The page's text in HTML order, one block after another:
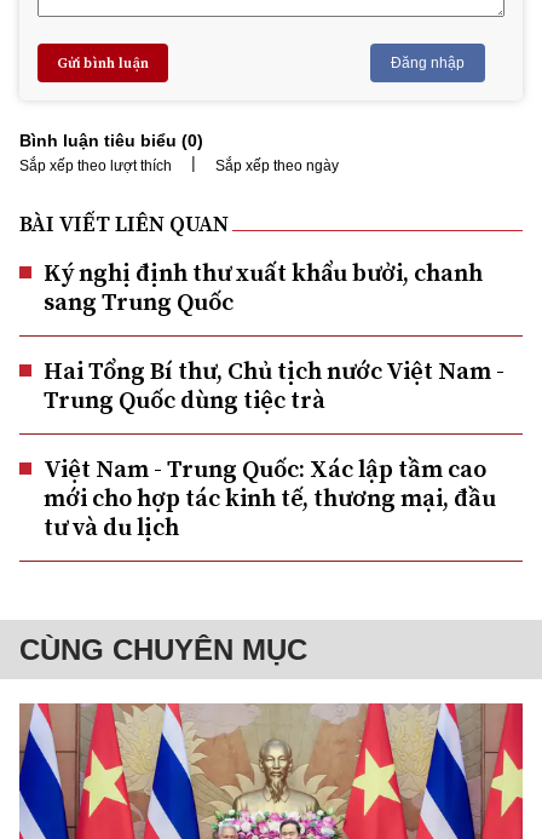
Gửi bình luận Đăng nhập
Bình luận tiêu biểu (0)
Sắp xếp theo lượt thích | Sắp xếp theo ngày
BÀI VIẾT LIÊN QUAN
Ký nghị định thư xuất khẩu bưởi, chanh
sang Trung Quốc
Hai Tổng Bí thư, Chủ tịch nước Việt Nam -
Trung Quốc dùng tiệc trà
Việt Nam - Trung Quốc: Xác lập tầm cao
mới cho hợp tác kinh tế, thương mại, đầu
tư và du lịch
CÙNG CHUYÊN MỤC